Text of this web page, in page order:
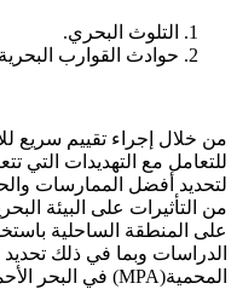
التلوث البحري.
حوادث القوارب
من خلال إجراء تقييم سريع
للتعامل مع التهديدات التي
لتحديد أفضل الممارسات
من التأثيرات على البيئة
على المنطقة الساحلية
الدراسات وبما في ذلك
المحمية(MPA) في البحر الأحمر والخليج العربي.